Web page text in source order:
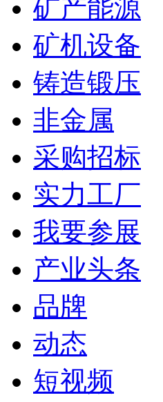
矿产能源
矿机设备
铸造锻压
非金属
采购招标
实力工厂
我要参展
产业头条
品牌
动态
短视频